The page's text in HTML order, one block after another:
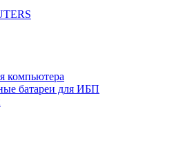
компьютера
батареи для ИБП